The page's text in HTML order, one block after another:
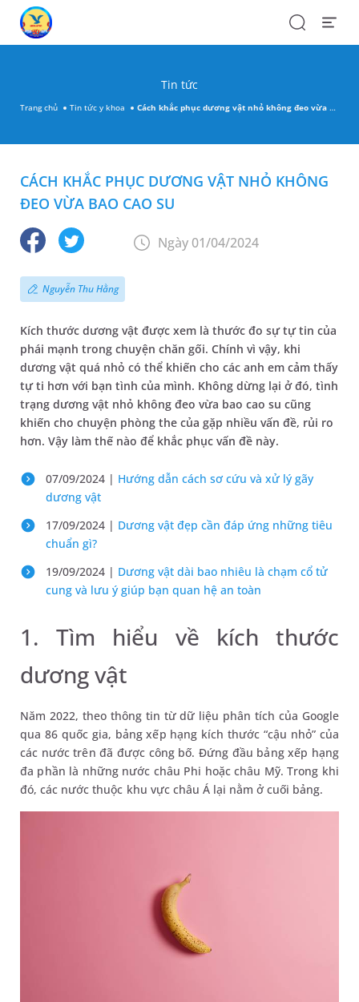
SearchOpen
Tin tức
Trang chủ Tin tức y khoa Cách khắc phục dương vật nhỏ không đeo vừa bao cao su
CÁCH KHẮC PHỤC DƯƠNG VẬT NHỎ KHÔNG
ĐEO VỪA BAO CAO SU
Ngày 01/04/2024
Nguyễn Thu Hằng
Kích thước dương vật được xem là thước đo sự tự tin của
phái mạnh trong chuyện chăn gối. Chính vì vậy, khi
dương vật quá nhỏ có thể khiến cho các anh em cảm thấy
tự ti hơn với bạn tình của mình. Không dừng lại ở đó, tình
trạng dương vật nhỏ không đeo vừa bao cao su cũng
khiến cho chuyện phòng the của gặp nhiều vấn đề, rủi ro
hơn. Vậy làm thế nào để khắc phục vấn đề này.
07/09/2024 | Hướng dẫn cách sơ cứu và xử lý gãy
dương vật
17/09/2024 | Dương vật đẹp cần đáp ứng những tiêu
chuẩn gì?
19/09/2024 | Dương vật dài bao nhiêu là chạm cổ tử
cung và lưu ý giúp bạn quan hệ an toàn
1. Tìm hiểu về kích thước
dương vật
Năm 2022, theo thông tin từ dữ liệu phân tích của Google
qua 86 quốc gia, bảng xếp hạng kích thước “cậu nhỏ” của
các nước trên đã được công bố. Đứng đầu bảng xếp hạng
đa phần là những nước châu Phi hoặc châu Mỹ. Trong khi
đó, các nước thuộc khu vực châu Á lại nằm ở cuối bảng.